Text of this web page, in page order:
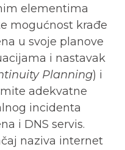
elementima
mogućnost krađe
u svoje planove
i nastavak
Planning) i
adekvatne
incidenta
i DNS servis.
naziva internet